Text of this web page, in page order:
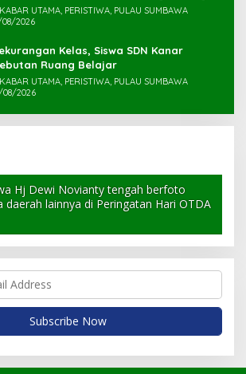
UTAMA, PERISTIWA, PULAU SUMBAWA
2026
Kelas, Siswa SDN Kanar
Ruang Belajar
UTAMA, PERISTIWA, PULAU SUMBAWA
2026
Hj Dewi Novianty tengah berfoto
daerah lainnya di Peringatan Hari OTDA